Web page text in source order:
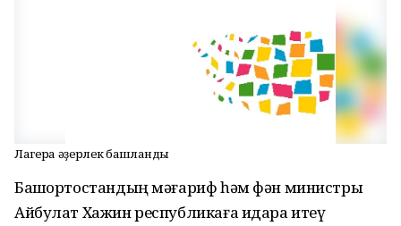
Лагерға әҙерлек башланды
Башҡортостандың мәғариф һәм фән министры
Айбулат Хажин республикаға идара итеү